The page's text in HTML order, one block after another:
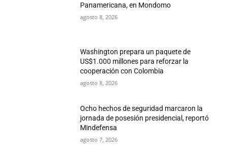
Panamericana, en Mondomo
agosto 8, 2026
Washington prepara un paquete de
US$1.000 millones para reforzar la
cooperación con Colombia
agosto 8, 2026
Ocho hechos de seguridad marcaron la
jornada de posesión presidencial, reportó
Mindefensa
agosto 7, 2026